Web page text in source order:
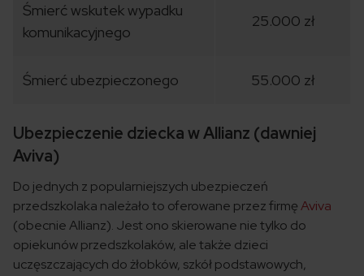
Śmierć wskutek wypadku
komunikacyjnego
25.000 zł
Śmierć ubezpieczonego 55.000 zł
Ubezpieczenie dziecka w Allianz (dawniej
Aviva)
Do jednych z popularniejszych ubezpieczeń
przedszkolaka należało to oferowane przez firmęAviva
(obecnie Allianz). Jest ono skierowane nie tylko do
opiekunów przedszkolaków, ale także dzieci
uczęszczających do żłobków, szkół podstawowych,